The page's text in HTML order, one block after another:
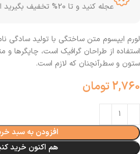
عجله کنید و تا 20% تخفیف بگیرید ادامه مطلب
لورم ایپسوم متن ساختگی با تولید سادگی
استفاده از طراحان گرافیک است، چاپگرها و
ستون و سطرآنچنان که لازم است.
2,760تومان
افزودن به سبد
هم اکنون خرید